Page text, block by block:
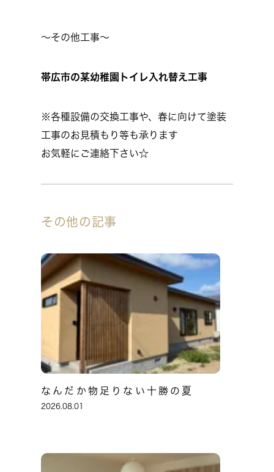
～その他工事～
帯広市の某幼稚園トイレ入れ替え工事
※各種設備の交換工事や、春に向けて塗装
工事のお見積もり等も承ります
お気軽にご連絡下さい☆
その他の記事
なんだか物足りない十勝の夏
2026.08.01